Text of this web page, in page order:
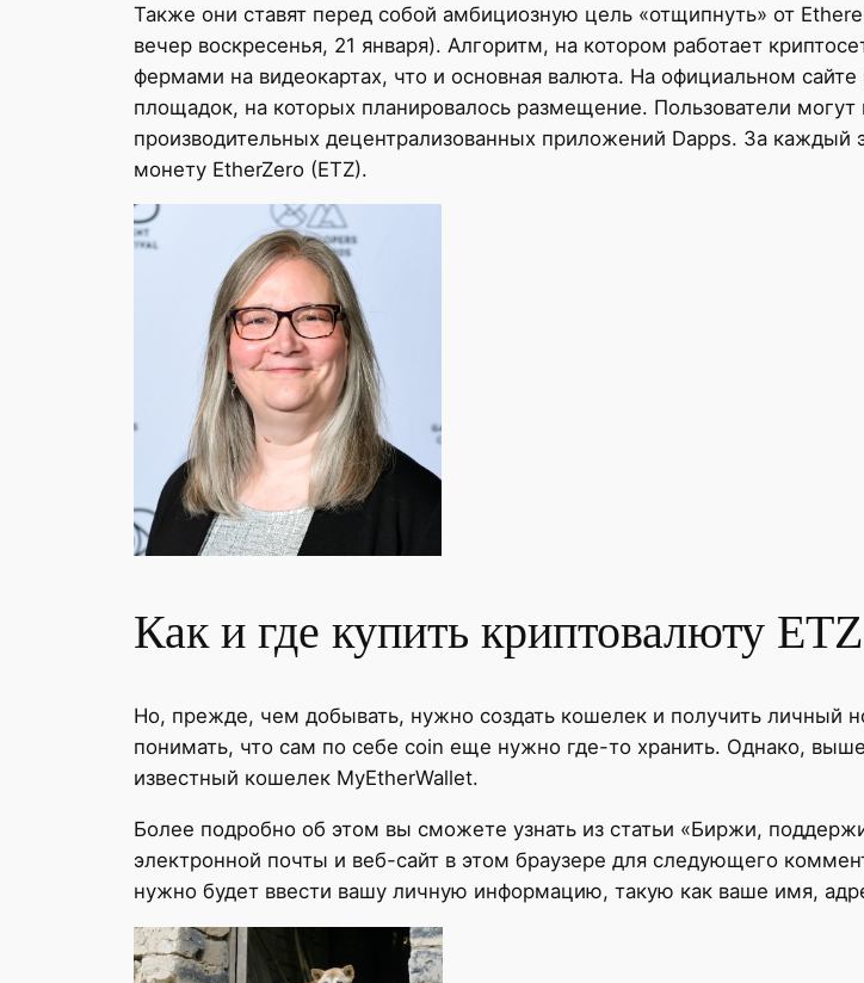
Также они ставят перед собой амбициозную цель «отщипнуть» от
вечер воскресенья, 21 января). Алгоритм, на котором работает
фермами на видеокартах, что и основная валюта. На официальном
площадок, на которых планировалось размещение. Пользователи
производительных децентрализованных приложений Dapps. За
монету EtherZero (ETZ).
Как и где купить криптовалюту ETZ
Но, прежде, чем добывать, нужно создать кошелек и получить
понимать, что сам по себе coin еще нужно где-то хранить. Однако,
известный кошелек MyEtherWallet.
Более подробно об этом вы сможете узнать из статьи «Биржи,
электронной почты и веб-сайт в этом браузере для следующего
нужно будет ввести вашу личную информацию, такую ​​как ваше имя,